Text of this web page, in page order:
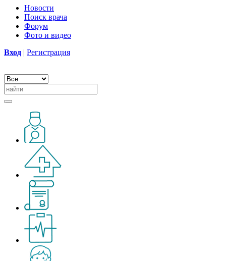
Новости
Поиск врача
Форум
Фото и видео
Вход | Регистрация